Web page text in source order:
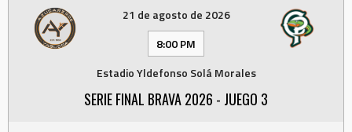
21 de agosto de 2026
8:00 PM
Estadio Yldefonso Solá Morales
SERIE FINAL BRAVA 2026 - JUEGO 3